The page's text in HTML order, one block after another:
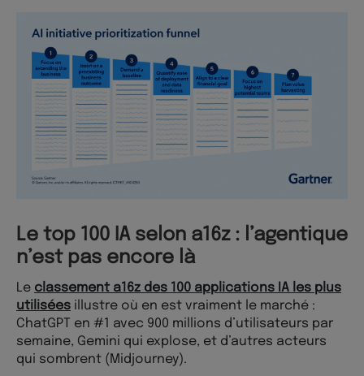
Le top 100 IA selon a16z : l’agentique
n’est pas encore là
Le classement a16z des 100 applications IA les plus
utilisées illustre où en est vraiment le marché :
ChatGPT en #1 avec 900 millions d’utilisateurs par
semaine, Gemini qui explose, et d’autres acteurs
qui sombrent (Midjourney).